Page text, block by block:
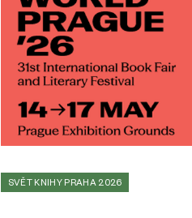
SVĚT KNIHY PRAHA 2026